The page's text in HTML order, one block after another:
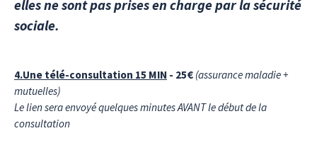
elles ne sont pas prises en charge par la sécurité
sociale.
4.Une télé-consultation 15 MIN - 25€ (assurance maladie +
mutuelles)
Le lien sera envoyé quelques minutes AVANT le début de la
consultation